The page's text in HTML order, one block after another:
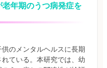
年期のうつ病発症を
のメンタルヘルスに長期
ている。本研究では、幼